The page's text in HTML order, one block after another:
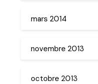
mars 2014
novembre 2013
octobre 2013